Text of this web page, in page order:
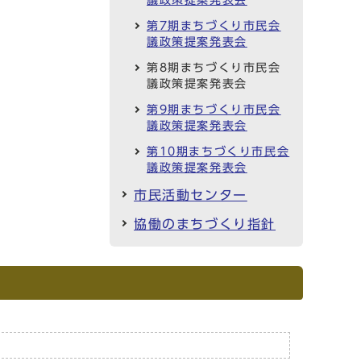
第7期まちづくり市民会
議政策提案発表会
第8期まちづくり市民会
議政策提案発表会
第9期まちづくり市民会
議政策提案発表会
第10期まちづくり市民会
議政策提案発表会
市民活動センター
協働のまちづくり指針